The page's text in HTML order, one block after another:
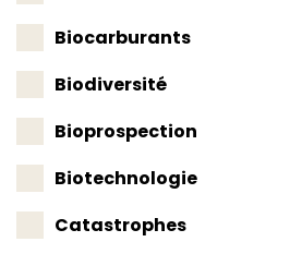
Biocarburants
Biodiversité
Bioprospection
Biotechnologie
Catastrophes